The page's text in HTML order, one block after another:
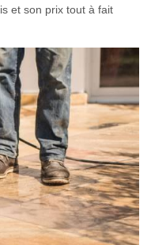
et son prix tout à fait